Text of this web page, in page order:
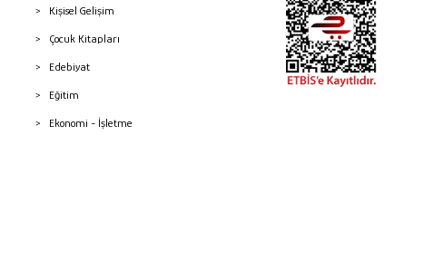
Kişisel Gelişim
Çocuk Kitapları
Edebiyat
Eğitim
Ekonomi - İşletme